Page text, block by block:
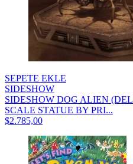
SEPETE EKLE
SIDESHOW
SIDESHOW DOG ALIEN
SCALE STATUE BY PRI...
$2.785,00